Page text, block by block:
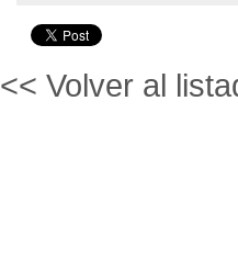
<< Volver al